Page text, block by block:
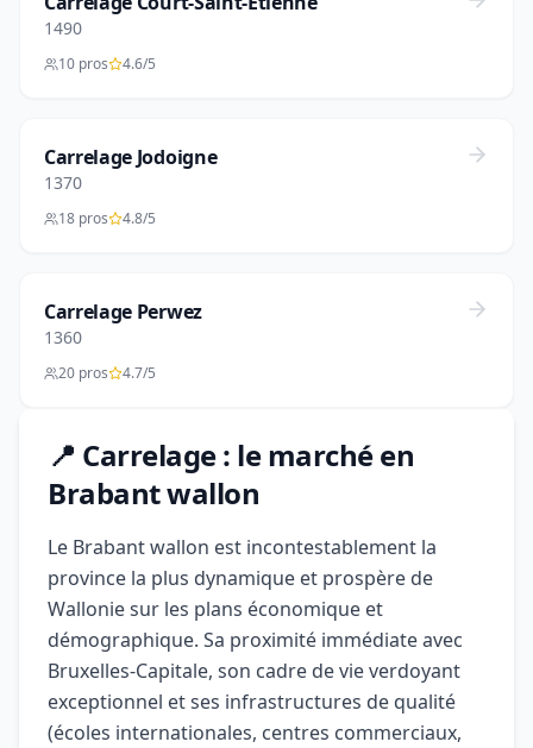
1490
10 pros 4.6/5
Carrelage Jodoigne
1370
18 pros 4.8/5
Carrelage Perwez
1360
20 pros 4.7/5
📍 Carrelage : le marché en
Brabant wallon
Le Brabant wallon est incontestablement la
province la plus dynamique et prospère de
Wallonie sur les plans économique et
démographique. Sa proximité immédiate avec
Bruxelles-Capitale, son cadre de vie verdoyant
exceptionnel et ses infrastructures de qualité
(écoles internationales, centres commerciaux,